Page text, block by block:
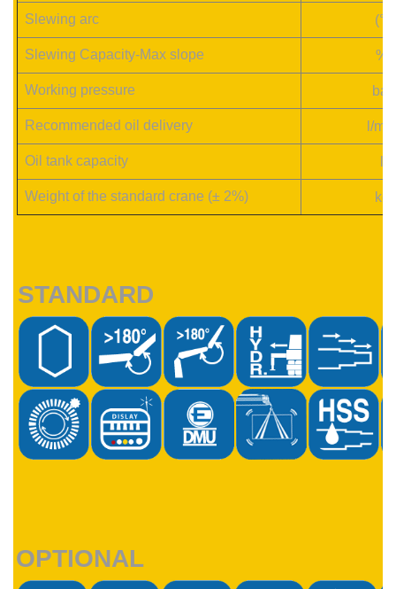
Slewing arc (°)
Slewing Capacity-Max slope %
Working pressure bar
Recommended oil delivery l/min
Oil tank capacity
Weight of the standard crane (± 2%) kg
STANDARD
OPTIONAL